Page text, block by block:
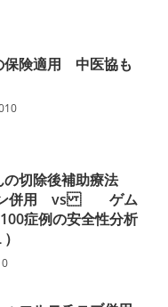
保険適用 中医協も
切除後補助療法
ビン併用 vs ゲム
症例の安全性分析